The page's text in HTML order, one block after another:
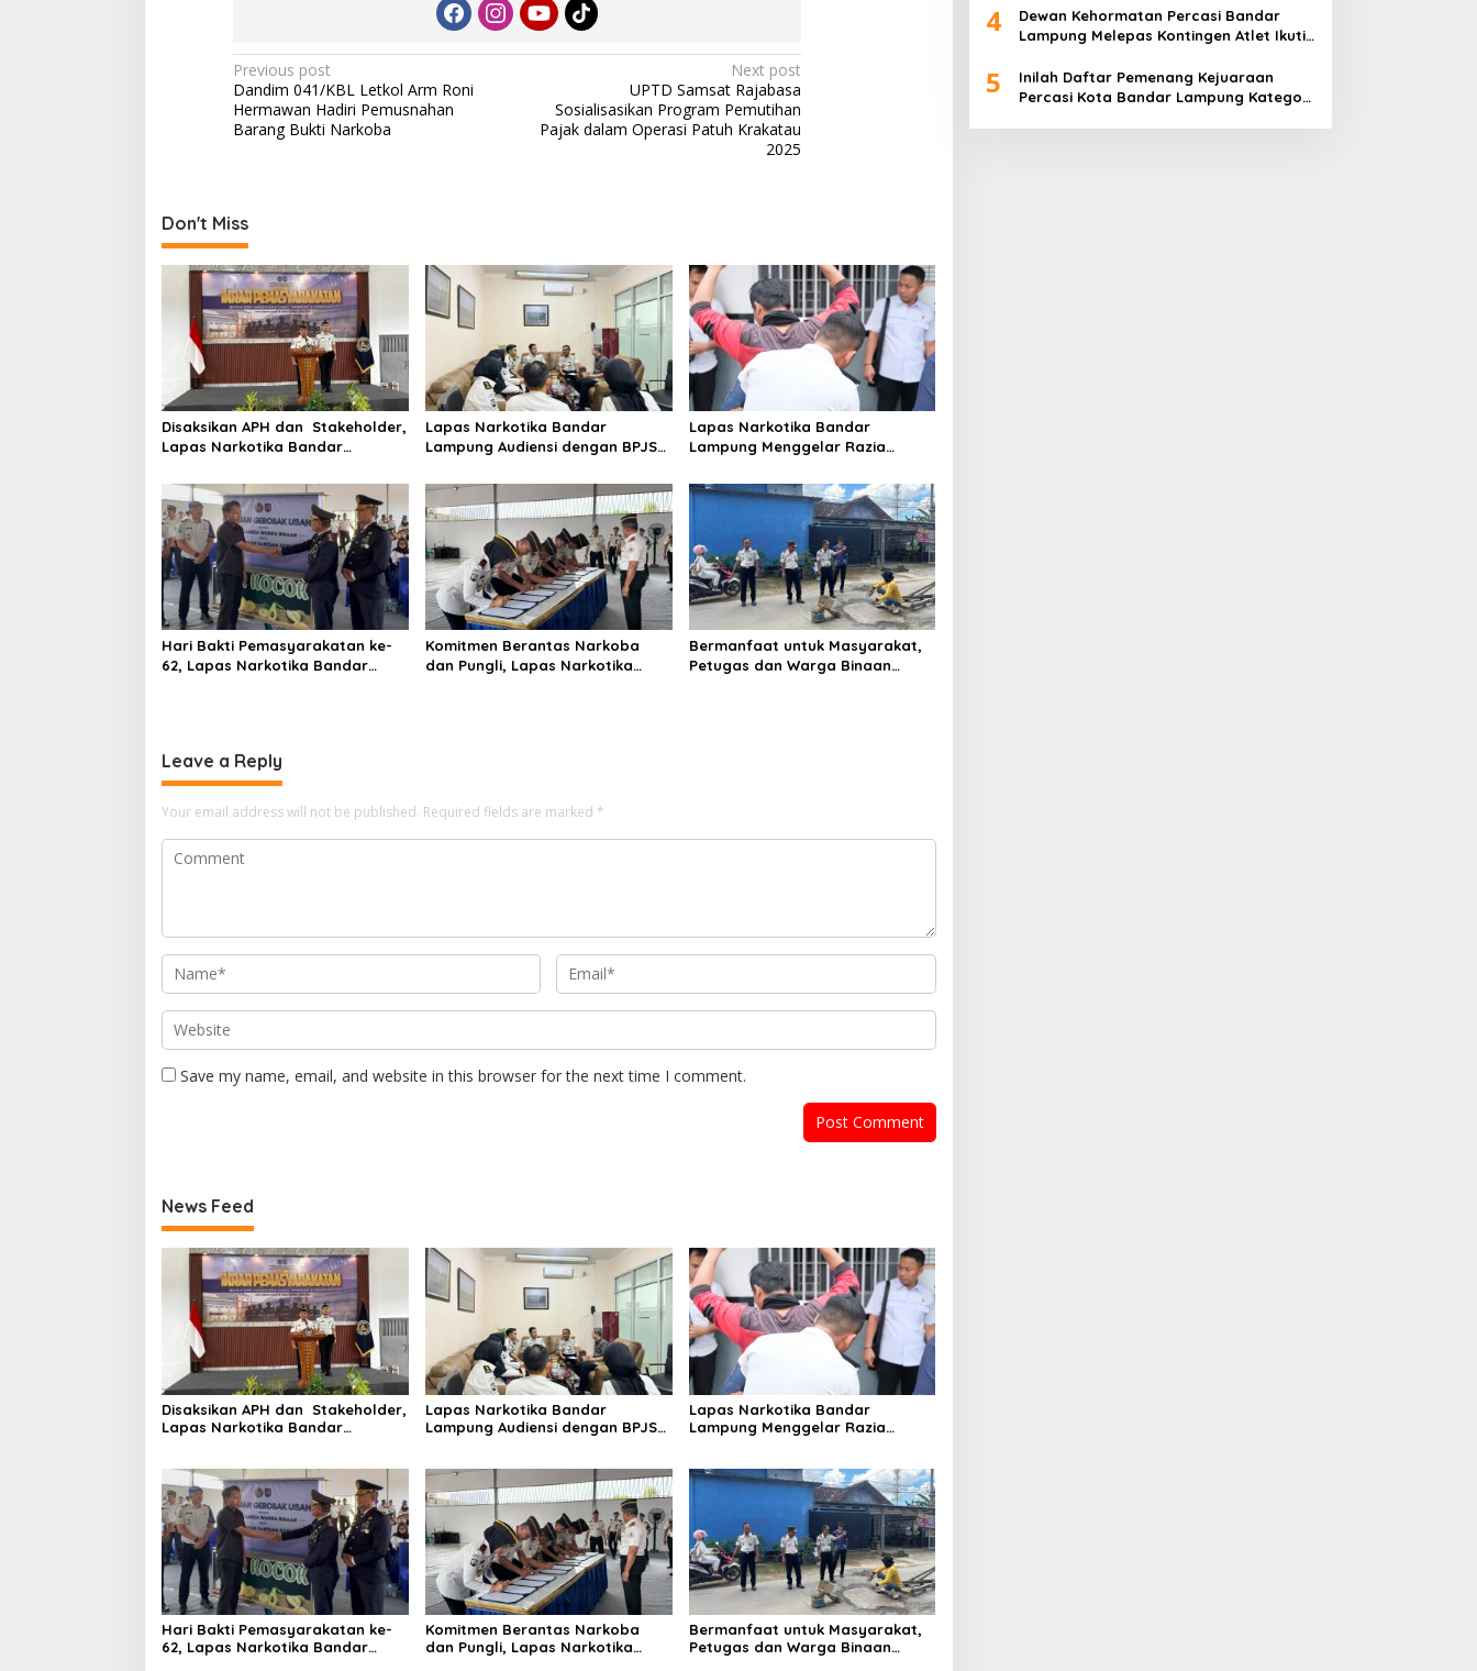
p
r
P
o
s
a
v
i
g
a
t
i
o
n
Previous post
Dandim 041/KBL Letkol Arm Roni
Hermawan Hadiri Pemusnahan
Barang Bukti Narkoba
Next post
UPTD Samsat Rajabasa
Sosialisasikan Program Pemutihan
Pajak dalam Operasi Patuh Krakatau
2025
Don't Miss
Disaksikan APH dan Stakeholder,
Lapas Narkotika Bandar
Pemasyarakatan Bersih dari
Halinar
Lapas Narkotika Bandar
Lampung Audiensi dengan BPJS
Klinik Pratama
Lapas Narkotika Bandar
Lampung Menggelar Razia
dengan Dit Krimum Polda
Lampung
Hari Bakti Pemasyarakatan ke-
62, Lapas Narkotika Bandar
Komitmen Berantas Narkoba
dan Pungli, Lapas Narkotika
Bermanfaat untuk Masyarakat,
Petugas dan Warga Binaan
Leave a Reply
Your email address will not be published. Required fields are marked *
Save my name, email, and website in this browser for the next time I comment.
News Feed
Disaksikan APH dan Stakeholder,
Lapas Narkotika Bandar
Halinar
Lapas Narkotika Bandar
Lampung Audiensi dengan BPJS
Lapas Narkotika Bandar
Lampung Menggelar Razia
Lampung
Hari Bakti Pemasyarakatan ke-
62, Lapas Narkotika Bandar
Komitmen Berantas Narkoba
dan Pungli, Lapas Narkotika
Bermanfaat untuk Masyarakat,
Petugas dan Warga Binaan
4
Dewan Kehormatan Percasi Bandar
Lampung Melepas Kontingen Atlet Ikuti
5
Inilah Daftar Pemenang Kejuaraan
Percasi Kota Bandar Lampung Kategori